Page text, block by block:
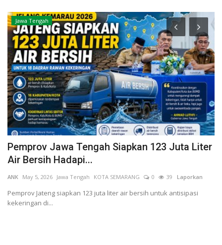
Jawa Tengah
Pemprov Jawa Tengah Siapkan 123 Juta Liter
Air Bersih Hadapi...
ANK May 5, 2026 Jawa Tengah KOTA SEMARANG 0 39 Laporkan
Pemprov Jateng siapkan 123 juta liter air bersih untuk antisipasi
kekeringan di...